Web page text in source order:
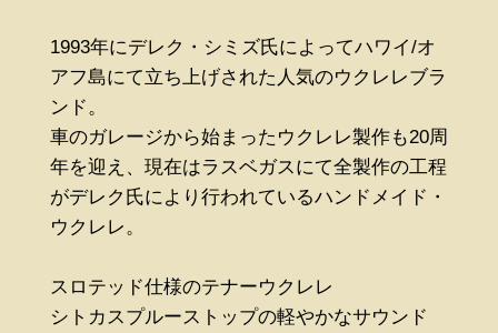
1993年にデレク・シミズ氏によってハワイ/オ
アフ島にて立ち上げされた人気のウクレレブラ
ンド。
車のガレージから始まったウクレレ製作も20周
年を迎え、現在はラスベガスにて全製作の工程
がデレク氏により行われているハンドメイド・
ウクレレ。
スロテッド仕様のテナーウクレレ
シトカスプルーストップの軽やかなサウンド